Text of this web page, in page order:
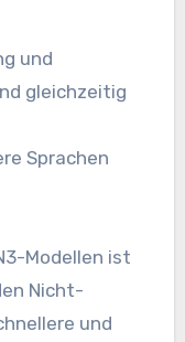
und
gleichzeitig
Sprachen
Modellen ist
Nicht-
und